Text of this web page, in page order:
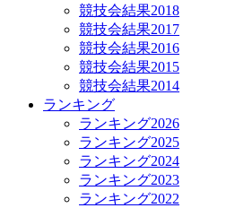
競技会結果2018
競技会結果2017
競技会結果2016
競技会結果2015
競技会結果2014
ランキング
ランキング2026
ランキング2025
ランキング2024
ランキング2023
ランキング2022